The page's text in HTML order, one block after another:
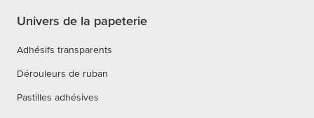
Univers de la papeterie
Adhésifs transparents
Dérouleurs de ruban
Pastilles adhésives